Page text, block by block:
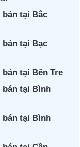
bán tại Bắc
bán tại Bạc
bán tại Bến Tre
bán tại Bình
bán tại Bình